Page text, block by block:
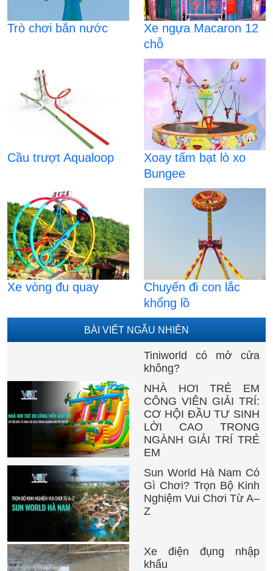
Trò chơi bắn nước
Xe ngựa Macaron 12
chỗ
Cầu trượt Aqualoop
Xoay tấm bạt lò xo
Bungee
Xe vòng đu quay
Chuyến đi con lắc
khổng lồ
BÀI VIẾT NGẪU NHIÊN
Tiniworld có mở cửa
không?
NHÀ HƠI TRẺ EM
CÔNG VIÊN GIẢI TRÍ:
CƠ HỘI ĐẦU TƯ SINH
LỜI CAO TRONG
NGÀNH GIẢI TRÍ TRẺ
EM
Sun World Hà Nam Có
Gì Chơi? Trọn Bộ Kinh
Nghiệm Vui Chơi Từ A–
Z
Xe điện đụng nhập
khẩu